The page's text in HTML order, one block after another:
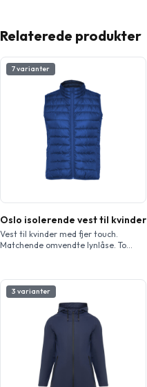
Relaterede produkter
7 varianter
Oslo isolerende vest til kvinder
Vest til kvinder med fjer touch.
Matchende omvendte lynlåse. To
kant i sømmen. Let og foldbar
beklædningsgenstand. Figursyet
snit. Vandtæt og vindtæt model.
Modellen er 174 cm og er iført str. S.
3 varianter